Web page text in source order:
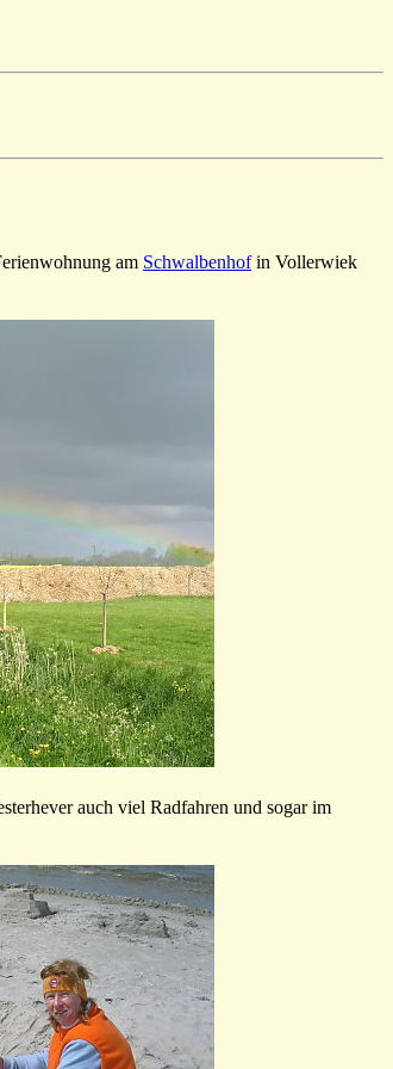
am Schwalbenhofin Vollerwiek
auch viel Radfahren und sogar im